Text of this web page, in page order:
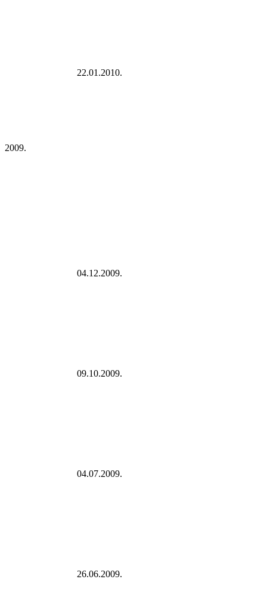
22.01.2010.
2009.
04.12.2009.
09.10.2009.
04.07.2009.
26.06.2009.